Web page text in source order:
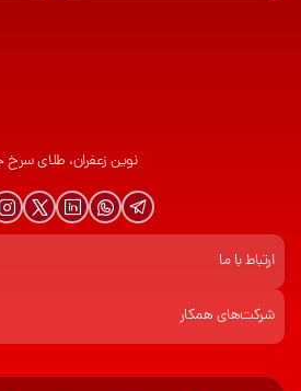
نوین زعفران، طلای سرخ
ارتباط با ما
شرکت‌های همکار